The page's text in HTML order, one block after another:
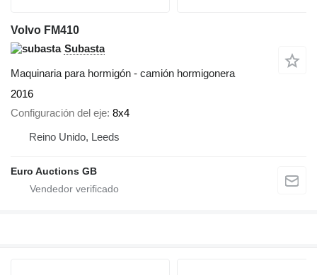
Volvo FM410
Subasta
Maquinaria para hormigón - camión hormigonera
2016
Configuración del eje 8x4
Reino Unido, Leeds
Euro Auctions GB